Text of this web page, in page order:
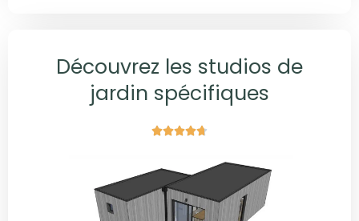
Découvrez les studios de
jardin spécifiques
